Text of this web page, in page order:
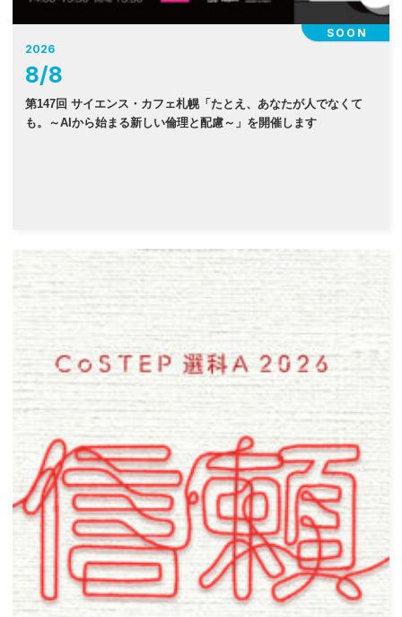
SOON
2026
8/8
第147回 サイエンス・カフェ札幌「たとえ、あなたが人でなくて
も。～AIから始まる新しい倫理と配慮～」を開催します